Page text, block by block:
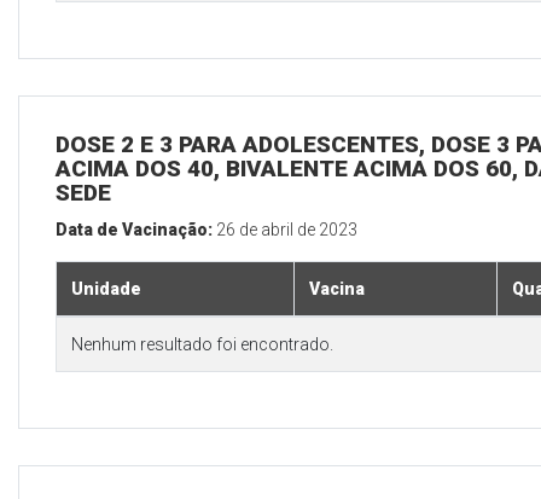
DOSE 2 E 3 PARA ADOLESCENTES, DOSE 3
ACIMA DOS 40, BIVALENTE ACIMA DOS 60,
SEDE
Data de Vacinação: 26 de abril de 2023
Unidade Vacina
Nenhum resultado foi encontrado.